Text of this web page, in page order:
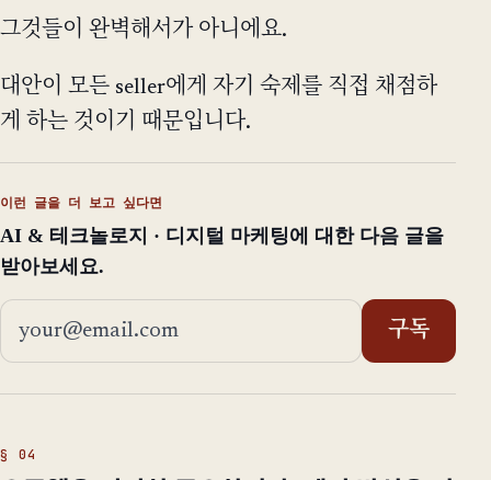
그것들이 완벽해서가 아니에요.
대안이 모든 seller에게 자기 숙제를 직접 채점하
게 하는 것이기 때문입니다.
이런 글을 더 보고 싶다면
AI & 테크놀로지 · 디지털 마케팅에 대한 다음 글을
받아보세요.
이메일 주소
구독